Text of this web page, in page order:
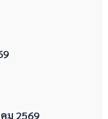
ม 2569